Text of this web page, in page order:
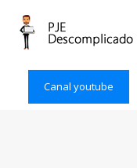
Canal youtube